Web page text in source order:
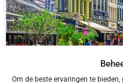
Om de beste ervaringen te